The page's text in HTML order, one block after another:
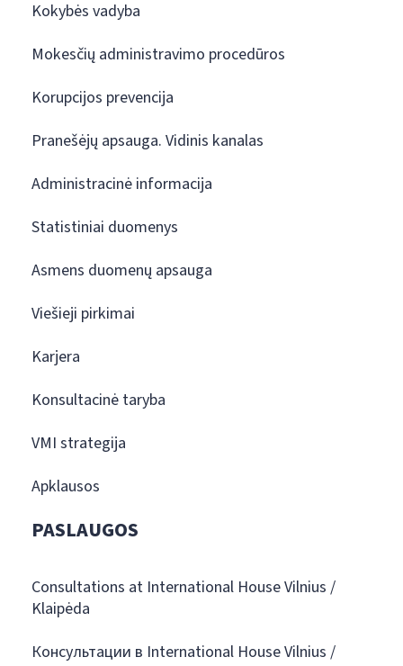
Kokybės vadyba
Mokesčių administravimo procedūros
Korupcijos prevencija
Pranešėjų apsauga. Vidinis kanalas
Administracinė informacija
Statistiniai duomenys
Asmens duomenų apsauga
Viešieji pirkimai
Karjera
Konsultacinė taryba
VMI strategija
Apklausos
PASLAUGOS
Consultations at International House Vilnius /
Klaipėda
Консультации в International House Vilnius /